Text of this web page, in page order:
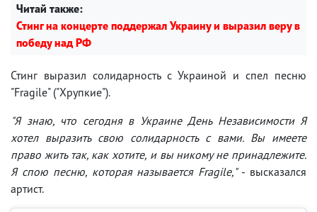
Читай также:
Стинг на концерте поддержал Украину и выразил веру в
победу над РФ
Стинг выразил солидарность с Украиной и спел песню
"Fragile" ("Хрупкие").
"Я знаю, что сегодня в Украине День Независимости Я
хотел выразить свою солидарность с вами. Вы имеете
право жить так, как хотите, и вы никому не принадлежите.
Я спою песню, которая называется Fragile,"- высказался
артист.